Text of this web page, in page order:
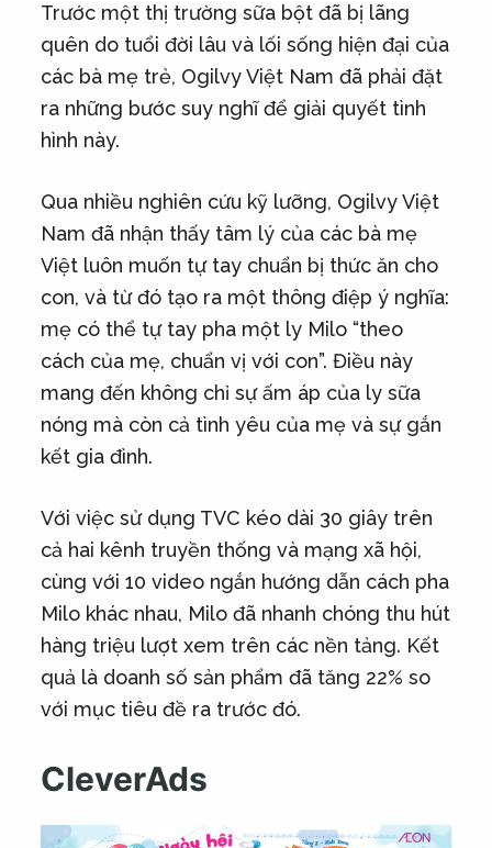
Trước một thị trường sữa bột đã bị lãng
quên do tuổi đời lâu và lối sống hiện đại của
các bà mẹ trẻ, Ogilvy Việt Nam đã phải đặt
ra những bước suy nghĩ để giải quyết tình
hình này.
Qua nhiều nghiên cứu kỹ lưỡng, Ogilvy Việt
Nam đã nhận thấy tâm lý của các bà mẹ
Việt luôn muốn tự tay chuẩn bị thức ăn cho
con, và từ đó tạo ra một thông điệp ý nghĩa:
mẹ có thể tự tay pha một ly Milo “theo
cách của mẹ, chuẩn vị với con”. Điều này
mang đến không chỉ sự ấm áp của ly sữa
nóng mà còn cả tình yêu của mẹ và sự gắn
kết gia đình.
Với việc sử dụng TVC kéo dài 30 giây trên
cả hai kênh truyền thống và mạng xã hội,
cùng với 10 video ngắn hướng dẫn cách pha
Milo khác nhau, Milo đã nhanh chóng thu hút
hàng triệu lượt xem trên các nền tảng. Kết
quả là doanh số sản phẩm đã tăng 22% so
với mục tiêu đề ra trước đó.
CleverAds